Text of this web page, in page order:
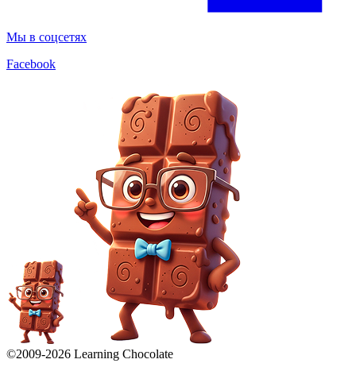
Мы в соцсетях
Facebook
©2009-2026 Learning Chocolate